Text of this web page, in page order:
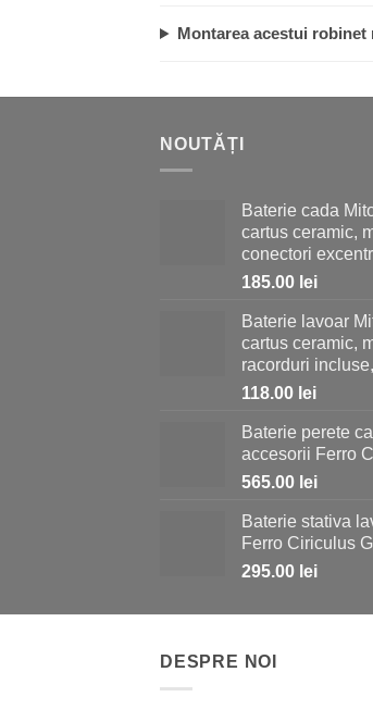
Montarea acestui
NOUTĂȚI
Baterie cada
cartus ceramic,
conectori
185.00 lei
Baterie lavoar
cartus ceramic,
racorduri
118.00 lei
Baterie perete
accesorii Ferro
565.00 lei
Baterie stativa
Ferro Ciriculus
295.00 lei
DESPRE NOI